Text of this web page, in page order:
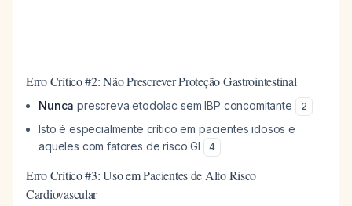
Erro Crítico #2: Não Prescrever Proteção Gastrointestinal
Nunca prescreva etodolac sem IBP concomitante 2
Isto é especialmente crítico em pacientes idosos e
aqueles com fatores de risco GI
4
Erro Crítico #3: Uso em Pacientes de Alto Risco
Cardiovascular